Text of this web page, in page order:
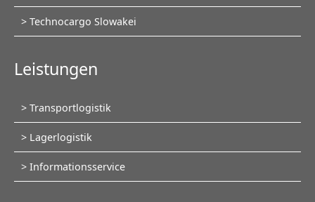
Technocargo Slowakei
Leistungen
Navigation
überspringen
Transportlogistik
Lagerlogistik
Informationsservice